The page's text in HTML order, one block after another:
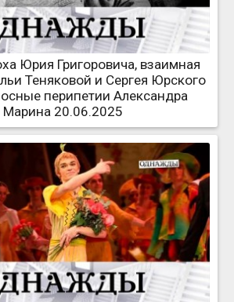
Юрия Григоровича, взаимная
Теняковой и Сергея Юрского
перипетии Александра
Марина 20.06.2025